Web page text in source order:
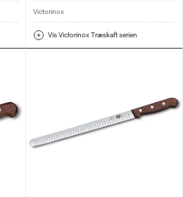
Victorinox
Vis Victorinox Træskaft serien